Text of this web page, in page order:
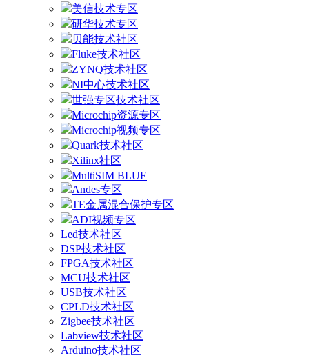
美信技术专区
研华技术专区
贝能技术社区
Fluke技术社区
ZYNQ技术社区
NI中心技术社区
世强专区技术社区
Microchip资源专区
Microchip视频专区
Quark技术社区
Xilinx社区
MultiSIM BLUE
Andes专区
TE金属混合保护专区
ADI视频专区
Led技术社区
DSP技术社区
FPGA技术社区
MCU技术社区
USB技术社区
CPLD技术社区
Zigbee技术社区
Labview技术社区
Arduino技术社区